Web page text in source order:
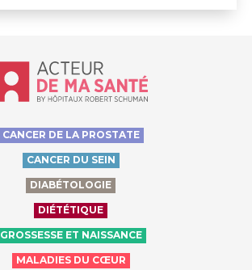
Accueil - Acteur de ma santé, by
CANCER DE LA PROSTATE
CANCER DU SEIN
DIABÉTOLOGIE
DIÉTÉTIQUE
GROSSESSE ET NAISSANCE
MALADIES DU CŒUR